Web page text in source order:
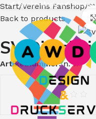
✔ Starke Marken✔ Breites
Start Vereins Fanshop
Back to products
SV
Artikelnummer:n. v.